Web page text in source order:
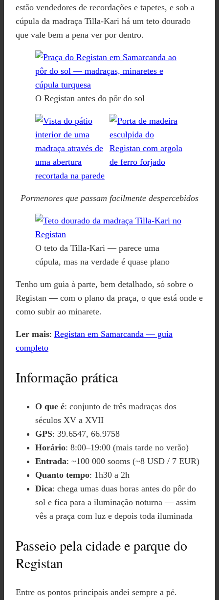
estão vendedores de recordações e tapetes, e sob a
cúpula da madraça Tilla-Kari há um teto dourado
que vale bem a pena ver por dentro.
O Registan antes do pôr do sol
Pormenores que passam facilmente despercebidos
O teto da Tilla-Kari — parece uma
cúpula, mas na verdade é quase plano
Tenho um guia à parte, bem detalhado, só sobre o
Registan — com o plano da praça, o que está onde e
como subir ao minarete.
Ler mais: Registan em Samarcanda — guia
completo
Informação prática
O que é: conjunto de três madraças dos
séculos XV a XVII
GPS: 39.6547, 66.9758
Horário: 8:00–19:00 (mais tarde no verão)
Entrada: ~100 000 sooms (~8 USD / 7 EUR)
Quanto tempo: 1h30 a 2h
Dica: chega umas duas horas antes do pôr do
sol e fica para a iluminação noturna — assim
vês a praça com luz e depois toda iluminada
Passeio pela cidade e parque do
Registan
Entre os pontos principais andei sempre a pé.